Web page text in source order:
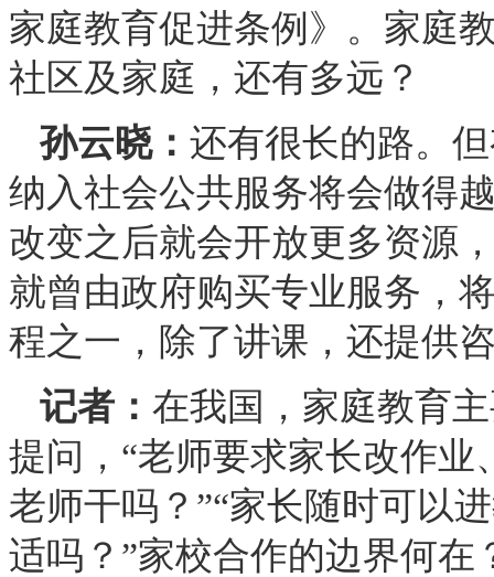
家庭教育促进条例》。家庭
社区及家庭，还有多远？
孙云晓： 还有很长的路。
纳入社会公共服务将会做得
改变之后就会开放更多资源
就曾由政府购买专业服务，
程之一，除了讲课，还提供
记者： 在我国，家庭教育
提问，“老师要求家长改作
老师干吗？”“家长随时可以
适吗？”家校合作的边界何在